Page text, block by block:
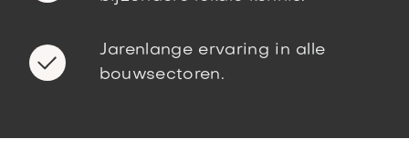
Jarenlange ervaring in alle
bouwsectoren.